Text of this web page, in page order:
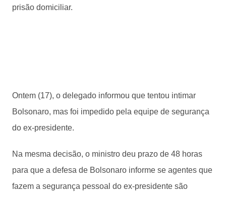
prisão domiciliar.
Ontem (17), o delegado informou que tentou intimar
Bolsonaro, mas foi impedido pela equipe de segurança
do ex-presidente.
Na mesma decisão, o ministro deu prazo de 48 horas
para que a defesa de Bolsonaro informe se agentes que
fazem a segurança pessoal do ex-presidente são